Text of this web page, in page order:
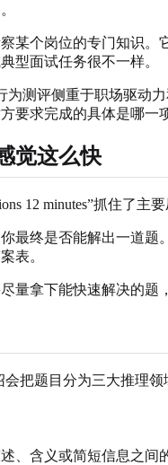
某个岗位的专门知识
型面试任务很不一样。
行为测评侧重于职场驱
要求完成的具体是哪一
觉这么快
12 minutes”抓住
最终是否能解出一道
表。
量拿下能快速解决的
会把题目分为三大推
、含义或简短信息之